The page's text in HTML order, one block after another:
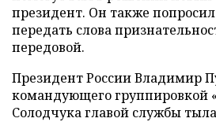
президент. Он также
передать слова
передовой.
Президент России Владимир
командующего группировкой
Солодчука главой службы